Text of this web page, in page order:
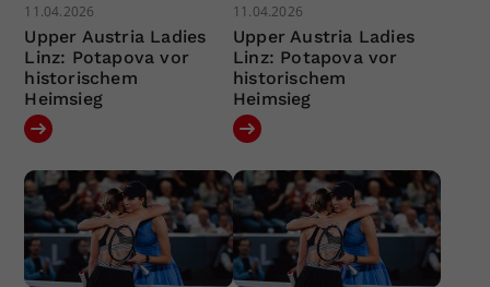
11.04.2026
Upper Austria Ladies
Linz: Potapova vor
historischem
Heimsieg
11.04.2026
Upper Austria Ladies
Linz: Potapova vor
historischem
Heimsieg